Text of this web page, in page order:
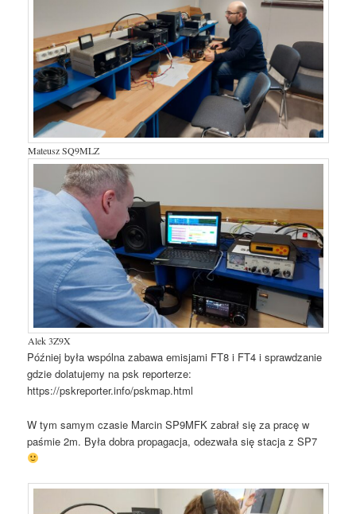
Mateusz SQ9MLZ
Alek 3Z9X
Później była wspólna zabawa emisjami FT8 i FT4 i sprawdzanie
gdzie dolatujemy na psk reporterze:
https://pskreporter.info/pskmap.html
W tym samym czasie Marcin SP9MFK zabrał się za pracę w
paśmie 2m. Była dobra propagacja, odezwała się stacja z SP7